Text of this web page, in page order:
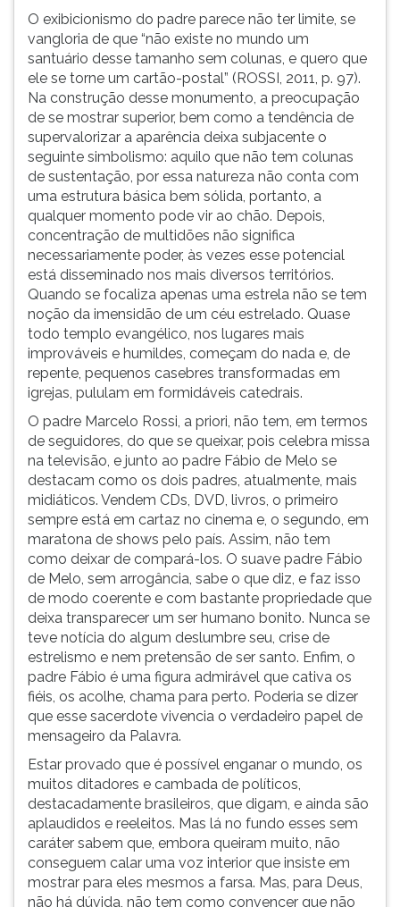
O exibicionismo do padre parece não ter limite, se
vangloria de que “não existe no mundo um
santuário desse tamanho sem colunas, e quero que
ele se torne um cartão-postal” (ROSSI, 2011, p. 97).
Na construção desse monumento, a preocupação
de se mostrar superior, bem como a tendência de
supervalorizar a aparência deixa subjacente o
seguinte simbolismo: aquilo que não tem colunas
de sustentação, por essa natureza não conta com
uma estrutura básica bem sólida, portanto, a
qualquer momento pode vir ao chão. Depois,
concentração de multidões não significa
necessariamente poder, às vezes esse potencial
está disseminado nos mais diversos territórios.
Quando se focaliza apenas uma estrela não se tem
noção da imensidão de um céu estrelado. Quase
todo templo evangélico, nos lugares mais
improváveis e humildes, começam do nada e, de
repente, pequenos casebres transformadas em
igrejas, pululam em formidáveis catedrais.
O padre Marcelo Rossi, a priori, não tem, em termos
de seguidores, do que se queixar, pois celebra missa
na televisão, e junto ao padre Fábio de Melo se
destacam como os dois padres, atualmente, mais
midiáticos. Vendem CDs, DVD, livros, o primeiro
sempre está em cartaz no cinema e, o segundo, em
maratona de shows pelo país. Assim, não tem
como deixar de compará-los. O suave padre Fábio
de Melo, sem arrogância, sabe o que diz, e faz isso
de modo coerente e com bastante propriedade que
deixa transparecer um ser humano bonito. Nunca se
teve notícia do algum deslumbre seu, crise de
estrelismo e nem pretensão de ser santo. Enfim, o
padre Fábio é uma figura admirável que cativa os
fiéis, os acolhe, chama para perto. Poderia se dizer
que esse sacerdote vivencia o verdadeiro papel de
mensageiro da Palavra.
Estar provado que é possível enganar o mundo, os
muitos ditadores e cambada de políticos,
destacadamente brasileiros, que digam, e ainda são
aplaudidos e reeleitos. Mas lá no fundo esses sem
caráter sabem que, embora queiram muito, não
conseguem calar uma voz interior que insiste em
mostrar para eles mesmos a farsa. Mas, para Deus,
não há dúvida, não tem como convencer que não